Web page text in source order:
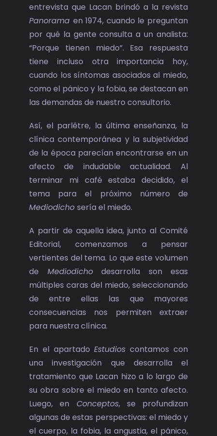
entrevista que Lacan brindó a la revista
Panorama en 1974, cuando le preguntan
por qué la gente consulta a un analista:
“Porque tienen miedo”. Esa respuesta
tiene incluso otra importancia hoy,
cuando los síntomas asociados al miedo,
como el pánico y la fobia, se destacan en
las demandas de nuestro consultorio.
Así, el parlêtre, la última enseñanza, la
clínica contemporánea y la subjetividad
de la época parecían encontrarse en un
afecto de indudable actualidad. Al
terminar mi café estaba decidido, el
tema para el próximo número de
Mediodicho sería el miedo.
A partir de aquella idea, junto al Comité
Editorial, comenzamos a pensar
vertientes del tema. Lo que este volumen
de Mediodichodesarrolla son esas
múltiples caras del miedo, seleccionando
de entre ellas las que mayores
consecuencias nos permiten extraer
para nuestra clínica.
En el apartadoEstudios contamos con
una investigación que desarrolla el
tratamiento que Lacan hizo a lo largo de
su obra sobre el miedo en tanto afecto.
Luego, en Conceptos, se profundizan
algunas de estas perspectivas: el miedo y
el cuerpo, la fobia, la angustia, el pánico,